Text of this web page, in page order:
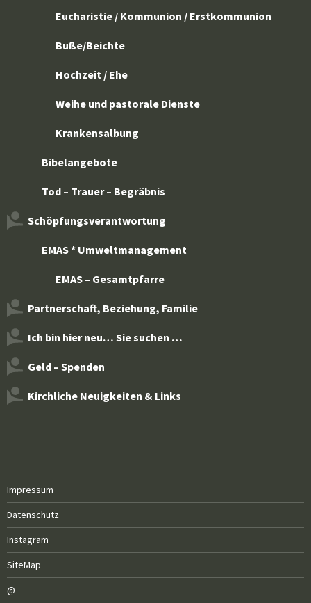
Eucharistie / Kommunion / Erstkommunion
Buße/Beichte
Hochzeit / Ehe
Weihe und pastorale Dienste
Krankensalbung
Bibelangebote
Tod – Trauer – Begräbnis
Schöpfungsverantwortung
EMAS * Umweltmanagement
EMAS – Gesamtpfarre
Partnerschaft, Beziehung, Familie
Ich bin hier neu… Sie suchen …
Geld – Spenden
Kirchliche Neuigkeiten & Links
Impressum
Datenschutz
Instagram
SiteMap
@